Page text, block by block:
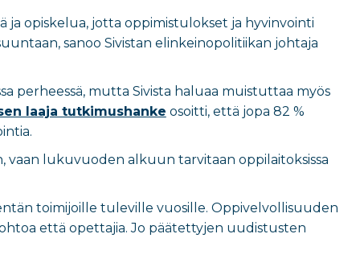
opiskelua, jotta oppimistulokset ja hyvinvointi
sanoo Sivistan elinkeinopolitiikan johtaja
perheessä, mutta Sivista haluaa muistuttaa myös
laaja tutkimushanke osoitti, että jopa 82 %
vaan lukuvuoden alkuun tarvitaan oppilaitoksissa
toimijoille tuleville vuosille. Oppivelvollisuuden
että opettajia. Jo päätettyjen uudistusten